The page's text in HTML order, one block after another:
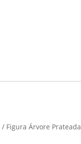
/ Figura Árvore Prateada